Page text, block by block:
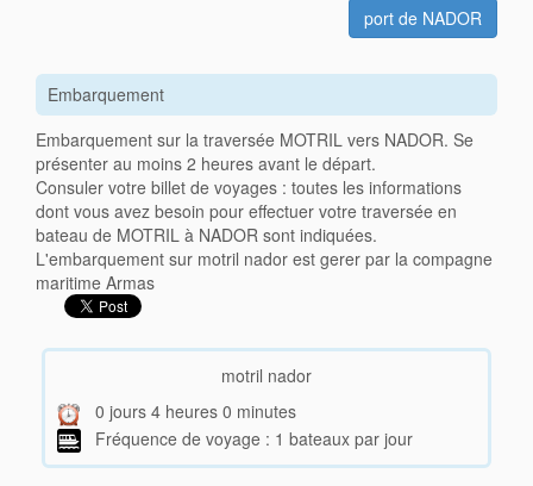
port de NADOR
Embarquement
Embarquement sur la traversée MOTRIL vers NADOR. Se
présenter au moins 2 heures avant le départ.
Consuler votre billet de voyages : toutes les informations
dont vous avez besoin pour effectuer votre traversée en
bateau de MOTRIL à NADOR sont indiquées.
L'embarquement sur motril nador est gerer par la compagne
maritime Armas
motril nador
0 jours 4 heures 0 minutes
Fréquence de voyage : 1 bateaux par jour